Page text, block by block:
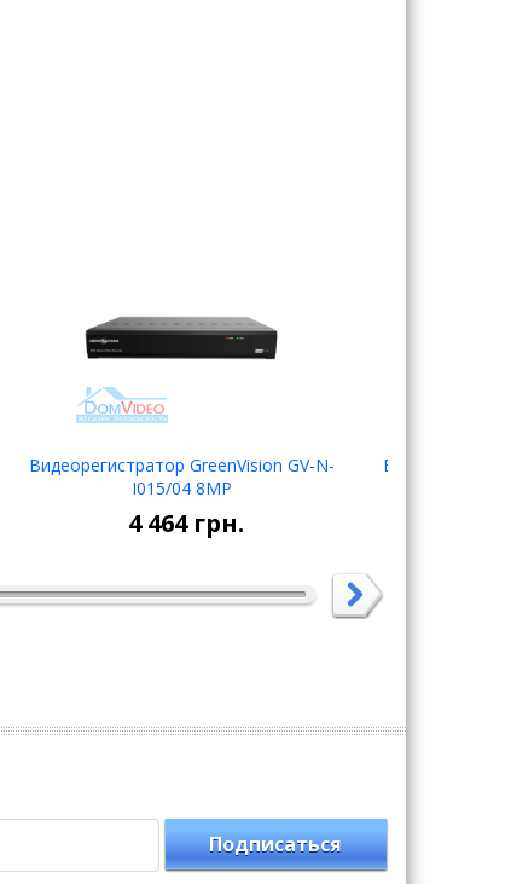
Видеорегистратор GreenVision GV-N-
I015/04 8MP
4 464грн.
В корзину
Подписаться